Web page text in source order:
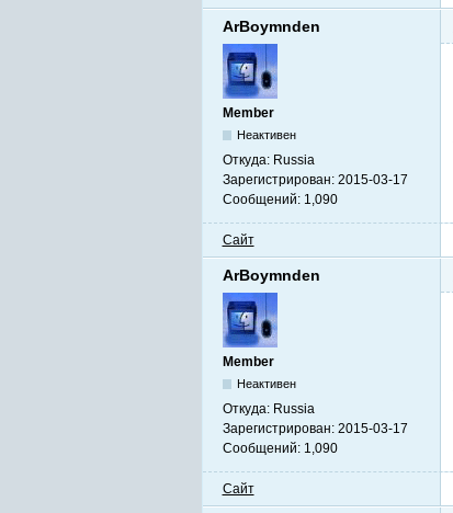
ArBoymnden
Member
Неактивен
Откуда: Russia
Зарегистрирован: 2015-03-17
Сообщений: 1,090
Сайт
ArBoymnden
Member
Неактивен
Откуда: Russia
Зарегистрирован: 2015-03-17
Сообщений: 1,090
Сайт